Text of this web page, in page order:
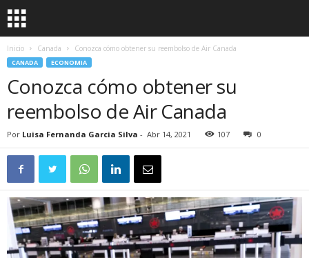
Inicio Canada Conozca cómo obtener su reembolso de Air Canada
CANADA ECONOMIA
Conozca cómo obtener su
reembolso de Air Canada
Por Luisa Fernanda Garcia Silva - Abr 14, 2021 107 0